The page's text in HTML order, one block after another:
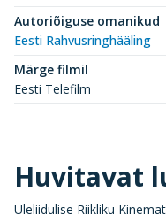
Autoriõiguse omanikud
Eesti Rahvusringhääling
Märge filmil
Eesti Telefilm
Huvitavat
Üleliidulise Riikliku